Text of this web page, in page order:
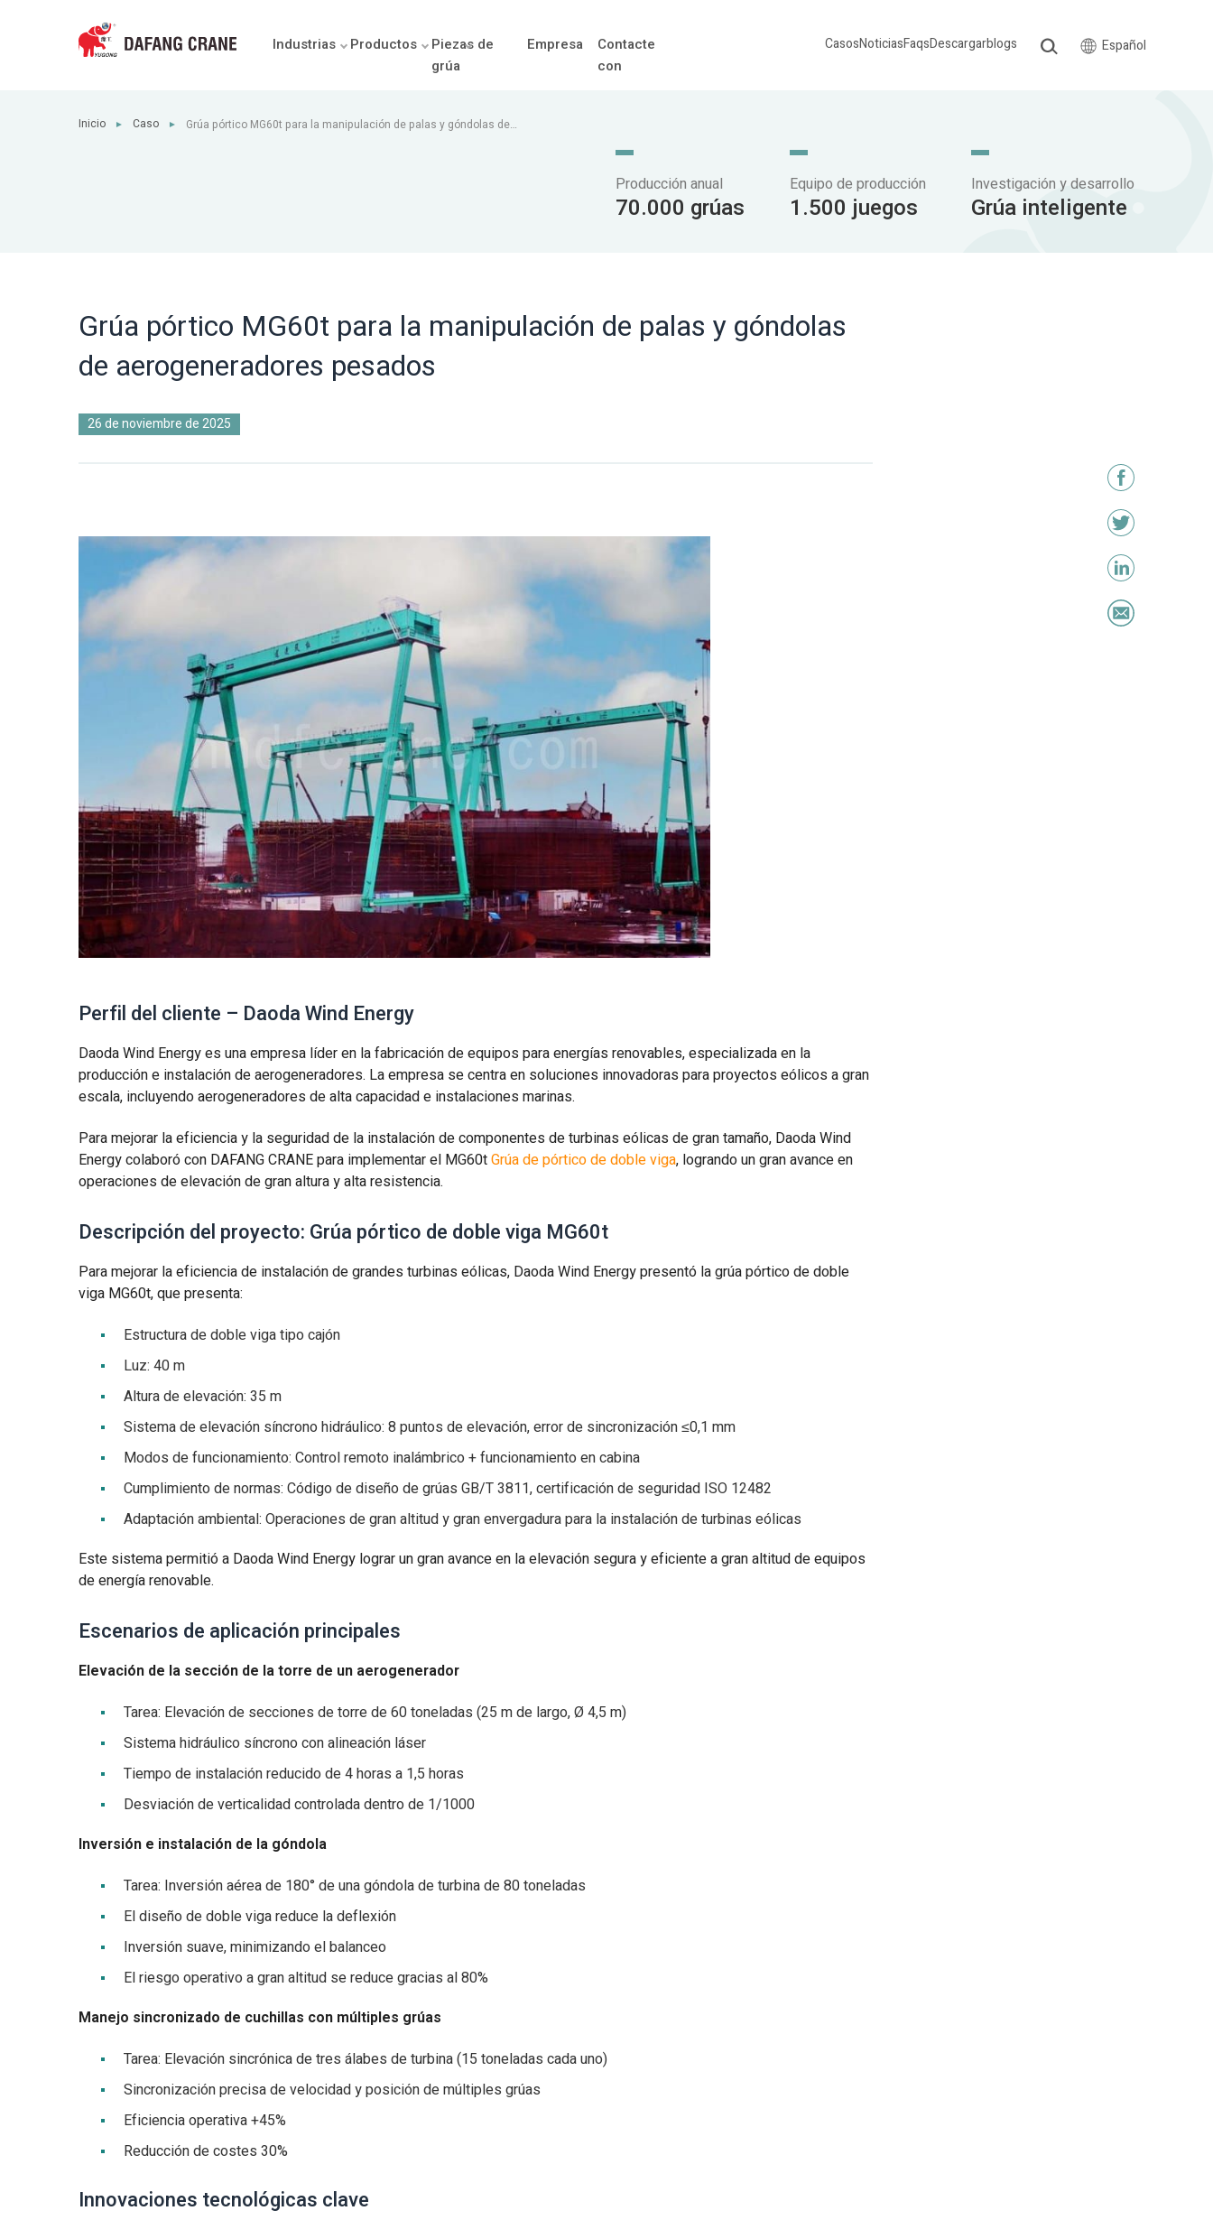
Industrias Productos
Piezas de
grúa
Empresa
Contacte
con
CasosNoticiasFaqsDescargarblogs Español
Inicio ► Caso ►
Grúa pórtico MG60t para la manipulación de palas y góndolas de
Producción anual
70.000 grúas
Equipo de producción
1.500 juegos
Investigación y desarrollo
Grúa inteligente
Grúa pórtico MG60t para la manipulación de palas y góndolas
de aerogeneradores pesados
26 de noviembre de 2025
Perfil del cliente – Daoda Wind Energy
Daoda Wind Energy es una empresa líder en la fabricación de equipos para energías renovables, especializada en la
producción e instalación de aerogeneradores. La empresa se centra en soluciones innovadoras para proyectos eólicos a gran
escala, incluyendo aerogeneradores de alta capacidad e instalaciones marinas.
Para mejorar la eficiencia y la seguridad de la instalación de componentes de turbinas eólicas de gran tamaño, Daoda Wind
Energy colaboró con DAFANG CRANE para implementar el MG60tGrúa de pórtico de doble viga, logrando un gran avance en
operaciones de elevación de gran altura y alta resistencia.
Descripción del proyecto: Grúa pórtico de doble viga MG60t
Para mejorar la eficiencia de instalación de grandes turbinas eólicas, Daoda Wind Energy presentó la grúa pórtico de doble
viga MG60t, que presenta:
Estructura de doble viga tipo cajón
Luz: 40 m
Altura de elevación: 35 m
Sistema de elevación síncrono hidráulico: 8 puntos de elevación, error de sincronización ≤0,1 mm
Modos de funcionamiento: Control remoto inalámbrico + funcionamiento en cabina
Cumplimiento de normas: Código de diseño de grúas GB/T 3811, certificación de seguridad ISO 12482
Adaptación ambiental: Operaciones de gran altitud y gran envergadura para la instalación de turbinas eólicas
Este sistema permitió a Daoda Wind Energy lograr un gran avance en la elevación segura y eficiente a gran altitud de equipos
de energía renovable.
Escenarios de aplicación principales
Elevación de la sección de la torre de un aerogenerador
Tarea: Elevación de secciones de torre de 60 toneladas (25 m de largo, Ø 4,5 m)
Sistema hidráulico síncrono con alineación láser
Tiempo de instalación reducido de 4 horas a 1,5 horas
Desviación de verticalidad controlada dentro de 1/1000
Inversión e instalación de la góndola
Tarea: Inversión aérea de 180° de una góndola de turbina de 80 toneladas
El diseño de doble viga reduce la deflexión
Inversión suave, minimizando el balanceo
El riesgo operativo a gran altitud se reduce gracias al 80%
Manejo sincronizado de cuchillas con múltiples grúas
Tarea: Elevación sincrónica de tres álabes de turbina (15 toneladas cada uno)
Sincronización precisa de velocidad y posición de múltiples grúas
Eficiencia operativa +45%
Reducción de costes 30%
Innovaciones tecnológicas clave